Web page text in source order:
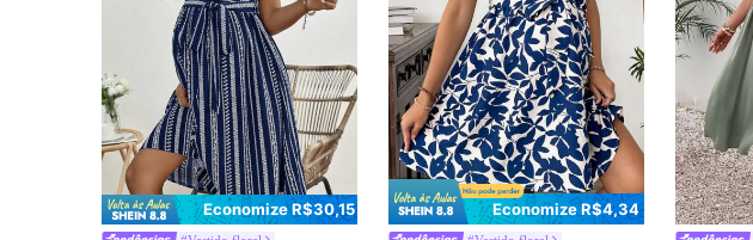
Economize R$30,15 Economize R$4,34